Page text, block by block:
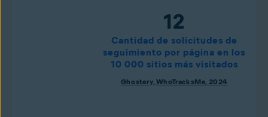
12
Cantidad de solicitudes de
seguimiento por página en los
10 000 sitios más visitados
Ghostery, WhoTracksMe, 2024